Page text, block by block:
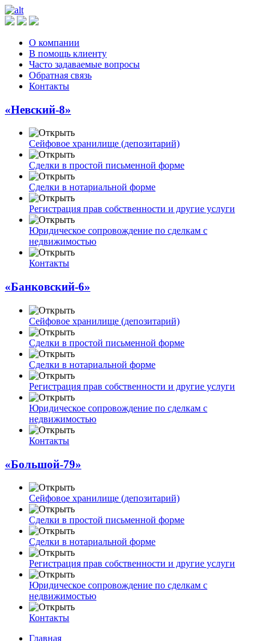
О компании
В помощь клиенту
Часто задаваемые вопросы
Обратная связь
Контакты
«Невский-8»
Сейфовое хранилище (депозитарий)
Сделки в простой письменной форме
Сделки в нотариальной форме
Регистрация прав собственности и другие услуги
Юридическое сопровождение по сделкам с
недвижимостью
Контакты
«Банковский-6»
Сейфовое хранилище (депозитарий)
Сделки в простой письменной форме
Сделки в нотариальной форме
Регистрация прав собственности и другие услуги
Юридическое сопровождение по сделкам с
недвижимостью
Контакты
«Большой-79»
Сейфовое хранилище (депозитарий)
Сделки в простой письменной форме
Сделки в нотариальной форме
Регистрация прав собственности и другие услуги
Юридическое сопровождение по сделкам с
недвижимостью
Контакты
Главная